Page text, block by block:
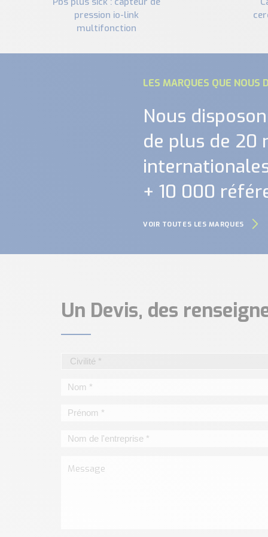
pression io-link
multifonction
LES MARQUES QUE NOUS
Nous
de plus de 20
+ 10 000
VOIR TOUTES LES MARQUES
Un Devis, des